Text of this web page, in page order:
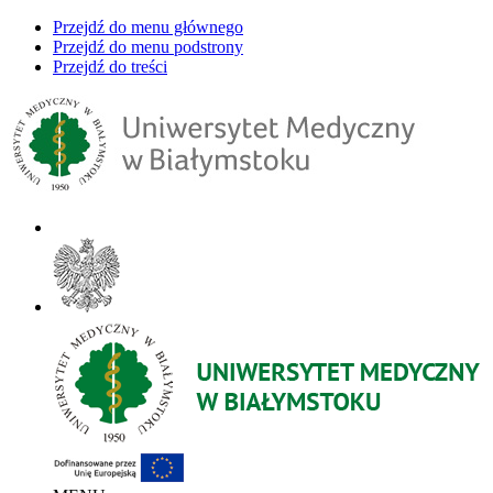
Przejdź do menu głównego
Przejdź do menu podstrony
Przejdź do treści